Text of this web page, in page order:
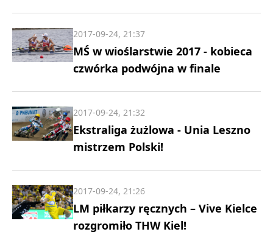
MŚ w wioślarstwie 2017 - kobieca
czwórka podwójna w finale
2017-09-24, 21:37
Ekstraliga żużlowa - Unia Leszno
mistrzem Polski!
2017-09-24, 21:32
LM piłkarzy ręcznych – Vive Kielce
rozgromiło THW Kiel!
2017-09-24, 21:26